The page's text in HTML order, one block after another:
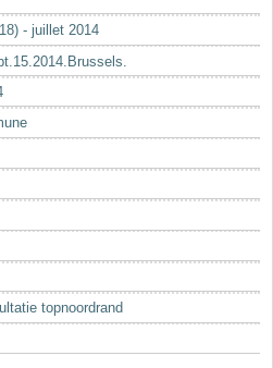
- juillet 2014
topnoordrand